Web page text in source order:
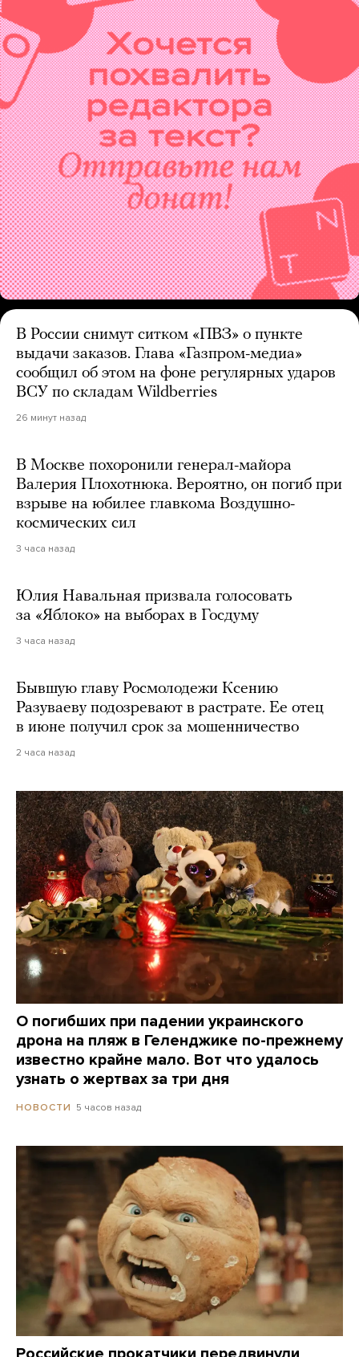
В России снимут ситком «ПВЗ» о пункте
выдачи заказов. Глава «Газпром-медиа»
сообщил об этом на фоне регулярных ударов
ВСУ по складам Wildberries
26 минут назад
В Москве похоронили генерал-майора
Валерия Плохотнюка. Вероятно, он погиб при
взрыве на юбилее главкома Воздушно-
космических сил
3 часа назад
Юлия Навальная призвала голосовать
за «Яблоко» на выборах в Госдуму
3 часа назад
Бывшую главу Росмолодежи Ксению
Разуваеву подозревают в растрате. Ее отец
в июне получил срок за мошенничество
2 часа назад
О погибших при падении украинского
дрона на пляж в Геленджике по-прежнему
известно крайне мало. Вот что удалось
узнать о жертвах за три дня
НОВОСТИ 5 часов назад